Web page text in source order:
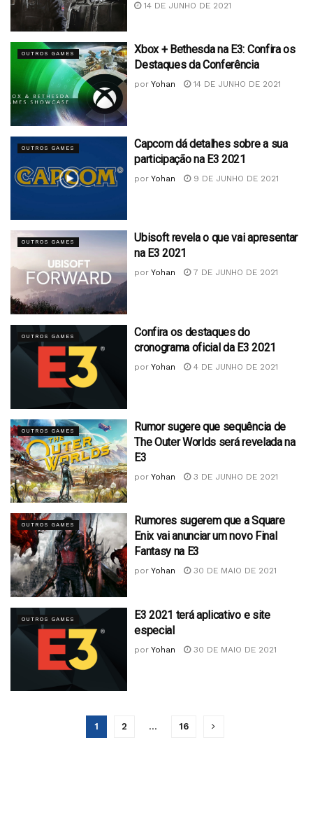
14 DE JUNHO DE 2021
OUTROS GAMES
Xbox + Bethesda na E3: Confira os
Destaques da Conferência
por Yohan 14 DE JUNHO DE 2021
OUTROS GAMES
Capcom dá detalhes sobre a sua
participação na E3 2021
por Yohan 9 DE JUNHO DE 2021
OUTROS GAMES
Ubisoft revela o que vai apresentar
na E3 2021
por Yohan 7 DE JUNHO DE 2021
OUTROS GAMES
Confira os destaques do
cronograma oficial da E3 2021
por Yohan 4 DE JUNHO DE 2021
OUTROS GAMES
Rumor sugere que sequência de
The Outer Worlds será revelada na
E3
por Yohan 3 DE JUNHO DE 2021
OUTROS GAMES
Rumores sugerem que a Square
Enix vai anunciar um novo Final
Fantasy na E3
por Yohan 30 DE MAIO DE 2021
OUTROS GAMES
E3 2021 terá aplicativo e site
especial
por Yohan 30 DE MAIO DE 2021
1 2 … 16